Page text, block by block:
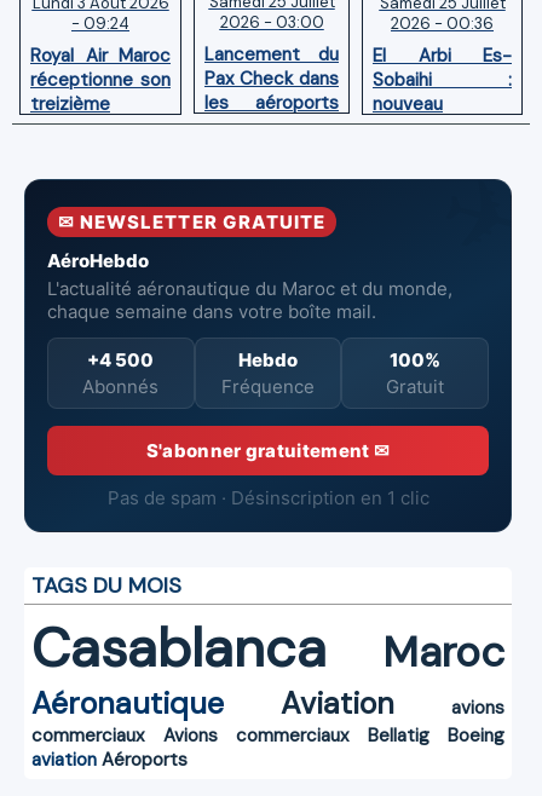
- 09:24
Royal Air Maroc
réceptionne son
treizième
Boeing 787
2026 - 03:00
Lancement du
Pax Check dans
les aéroports
du Maroc
2026 - 00:36
El Arbi Es-
Sobaihi :
nouveau
directeur à la
l’Aéroport
Mohammed V
✉ NEWSLETTER GRATUITE
AéroHebdo
L'actualité aéronautique du Maroc et du monde,
chaque semaine dans votre boîte mail.
+4 500
Abonnés
Hebdo
Fréquence
100%
Gratuit
S'abonner gratuitement ✉
Pas de spam · Désinscription en 1 clic
TAGS DU MOIS
Casablanca Maroc
Aéronautique Aviation
avions
commerciaux
Avions commerciaux Bellatig
Boeing
aviation Aéroports